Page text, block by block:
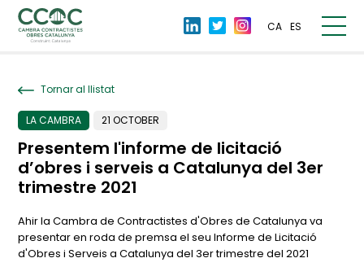
CA ES
Tornar al llistat
LA CAMBRA 21 OCTOBER
Presentem l'informe de licitació
d’obres i serveis a Catalunya del 3er
trimestre 2021
Ahir la Cambra de Contractistes d'Obres de Catalunya va
presentar en roda de premsa el seu Informe de Licitació
d'Obres i Serveis a Catalunya del 3er trimestre del 2021